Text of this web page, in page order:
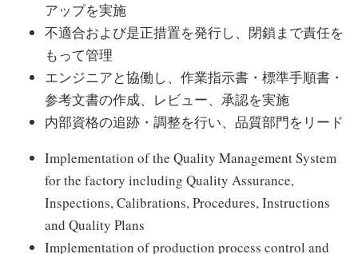
アップを実施
不適合および是正措置を発行し、閉鎖まで責任を
もって管理
エンジニアと協働し、作業指示書・標準手順書・
参考文書の作成、レビュー、承認を実施
内部資格の追跡・調整を行い、品質部門をリード
Implementation of the Quality Management System
for the factory including Quality Assurance,
Inspections, Calibrations, Procedures, Instructions
and Quality Plans
Implementation of production process control and